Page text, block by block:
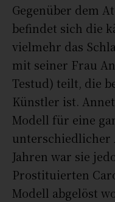
Gegenüber dem
befindet sich die
vielmehr das
mit seiner Frau
Testud) teilt, die
Künstler ist.
Modell für eine
unterschiedlicher
Jahren war sie
Prostituierten
Modell abgelöst